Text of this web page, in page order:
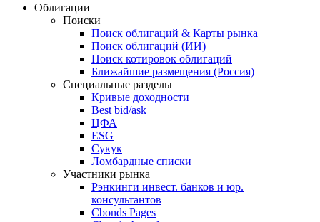
Облигации
Поиски
Поиск облигаций & Карты рынка
Поиск облигаций (ИИ)
Поиск котировок облигаций
Ближайшие размещения (Россия)
Специальные разделы
Кривые доходности
Best bid/ask
ЦФА
ESG
Сукук
Ломбардные списки
Участники рынка
Рэнкинги инвест. банков и юр.
консультантов
Cbonds Pages